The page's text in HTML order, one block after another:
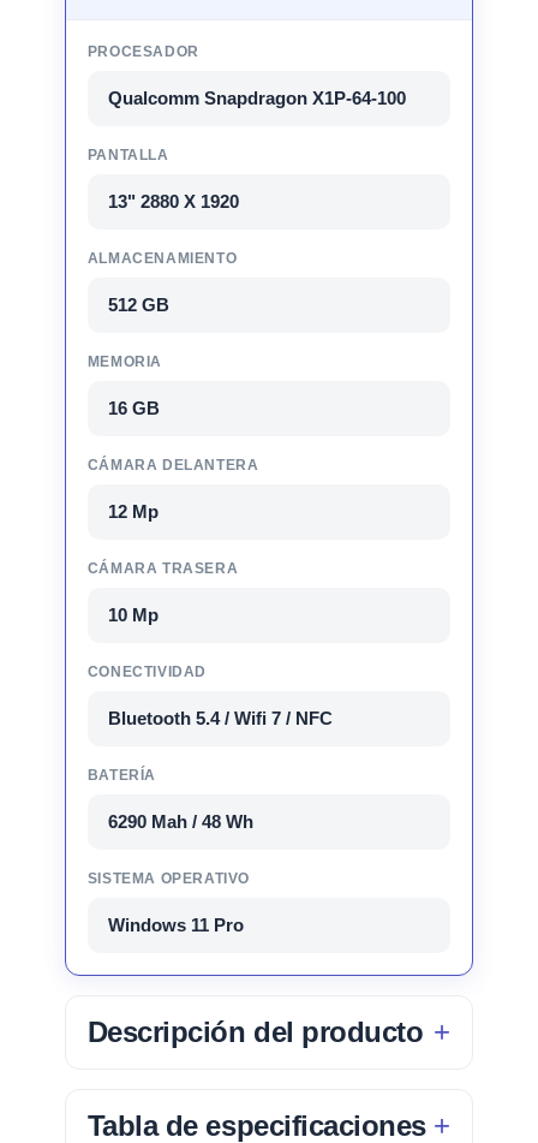
PROCESADOR
Qualcomm Snapdragon X1P-64-100
PANTALLA
13" 2880 X 1920
ALMACENAMIENTO
512 GB
MEMORIA
16 GB
CÁMARA DELANTERA
12 Mp
CÁMARA TRASERA
10 Mp
CONECTIVIDAD
Bluetooth 5.4 / Wifi 7 / NFC
BATERÍA
6290 Mah / 48 Wh
SISTEMA OPERATIVO
Windows 11 Pro
Descripción del producto
Tabla de especificaciones